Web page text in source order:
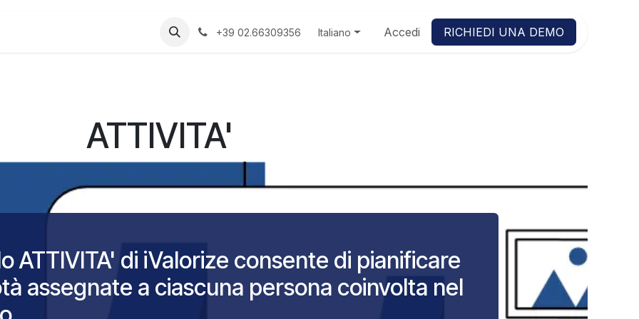
+39 02.66309356 Italiano Accedi RICHIEDI UNA DEMO
ATTIVITA'
ATTIVITA' di iValorize consente di pianificare
assegnate a ciascuna persona coinvolta nel